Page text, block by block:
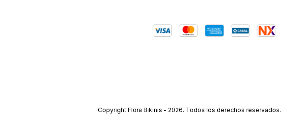
Copyright Flora Bikinis - 2026. Todos los derechos reservados.